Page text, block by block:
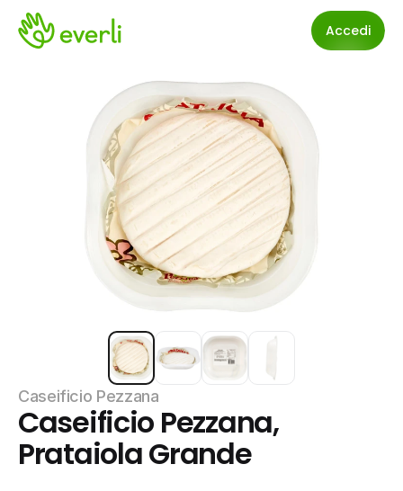
Accedi
Caseificio Pezzana
Caseificio Pezzana,
Prataiola Grande